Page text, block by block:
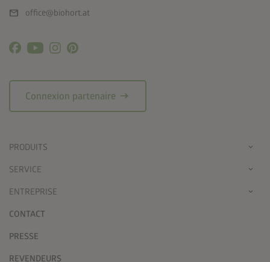
mail office@biohort.at
Connexion partenaire arrow_right_alt
PRODUITS
SERVICE
ENTREPRISE
CONTACT
PRESSE
REVENDEURS